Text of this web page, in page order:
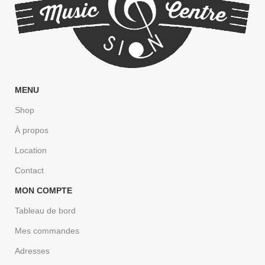
MENU
Shop
À propos
Location
Contact
MON COMPTE
Tableau de bord
Mes commandes
Adresses